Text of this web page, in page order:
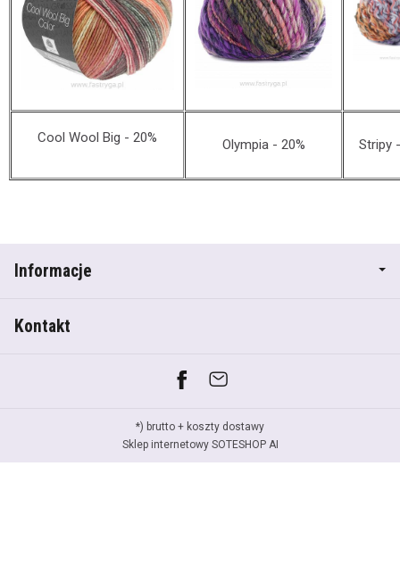
Cool Wool Big - 20% Olympia - 20% Stripy
Informacje
Kontakt
*) brutto + koszty dostawy
Sklep internetowy SOTESHOP AI